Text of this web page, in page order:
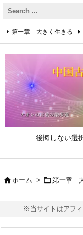
後悔しない選
第一章 大きく生きる
第四章 着実に生きる
第六章 成功の心得
第八章 リーダーの心得
 ホーム > 第一章
※当サイトはアフィ